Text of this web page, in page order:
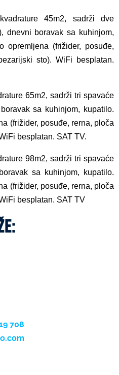
45m2, sadrži dve
, dnevni boravak sa kuhinjom,
opremljena (frižider, posuđe,
sto). WiFi besplatan.
65m2, sadrži tri spavaće
sa kuhinjom, kupatilo.
(frižider, posuđe, rerna, ploča
besplatan. SAT TV.
98m2, sadrži tri spavaće
sa kuhinjom, kupatilo.
(frižider, posuđe, rerna, ploča
besplatan. SAT TV
708